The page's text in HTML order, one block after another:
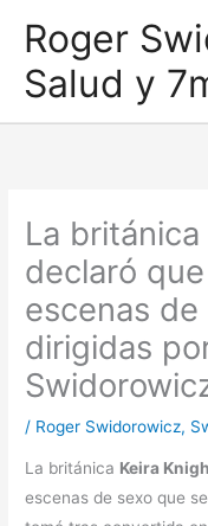
contenido
Roger
Salud y
La
declaró
escenas
dirigidas
/ Roger Swidorowicz,
La británica Keira
escenas de sexo que